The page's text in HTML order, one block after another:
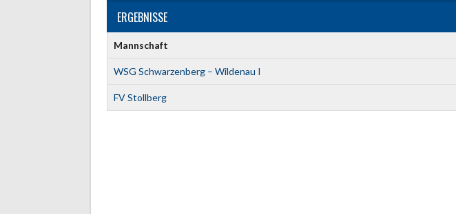
ERGEBNISSE
Mannschaft
WSG Schwarzenberg – Wildenau I
FV Stollberg